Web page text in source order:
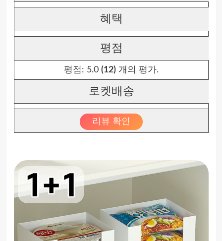
혜택
평점
평점: 5.0 (12)개의 평가.
로켓배송
리뷰 확인